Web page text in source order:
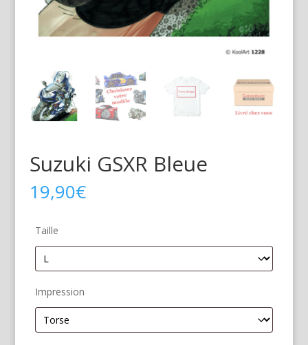
Suzuki GSXR Bleue
19,90€
Taille
Impression